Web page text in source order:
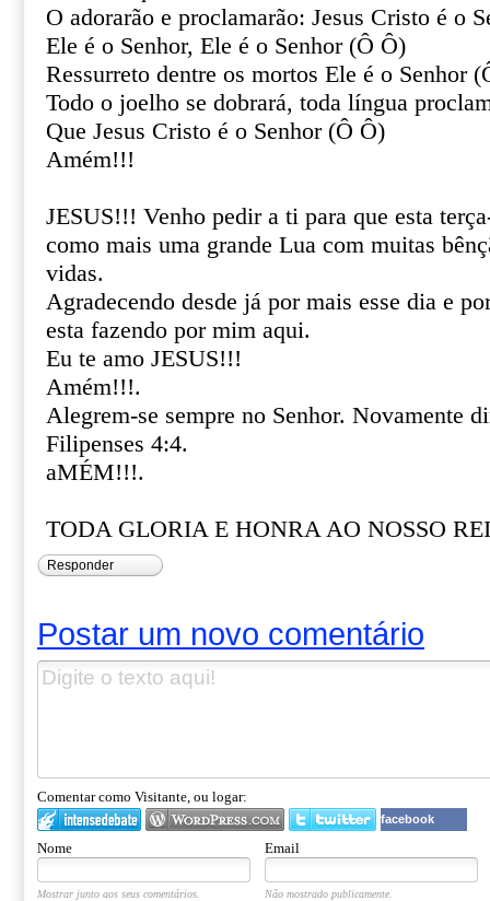
O adorarão e proclamarão: Jesus Cristo é o
Ele é o Senhor, Ele é o Senhor (Ô Ô)
Ressurreto dentre os mortos Ele é o Senhor
Todo o joelho se dobrará, toda língua
Que Jesus Cristo é o Senhor (Ô Ô)
Amém!!!
JESUS!!! Venho pedir a ti para que esta
como mais uma grande Lua com muitas
vidas.
Agradecendo desde já por mais esse dia e
esta fazendo por mim aqui.
Eu te amo JESUS!!!
Amém!!!.
Alegrem-se sempre no Senhor. Novamente
Filipenses 4:4.
aMÉM!!!.
TODA GLORIA E HONRA AO NOSSO
Responder
Postar um novo comentário
Comentar como Visitante, ou logar:
facebook
Nome Email
Mostrar junto aos seus comentários. Não mostrado publicamente.